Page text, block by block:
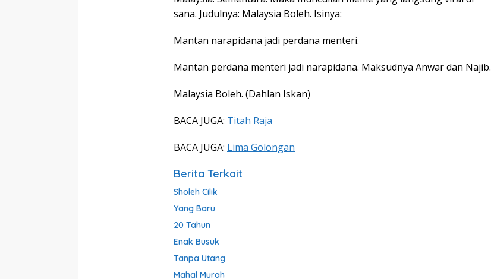
sana. Judulnya: Malaysia Boleh. Isinya:
Mantan narapidana jadi perdana menteri.
Mantan perdana menteri jadi narapidana. Maksudnya Anwar dan Najib.
Malaysia Boleh. (Dahlan Iskan)
BACA JUGA: Titah Raja
BACA JUGA: Lima Golongan
Berita Terkait
Sholeh Cilik
Yang Baru
20 Tahun
Enak Busuk
Tanpa Utang
Mahal Murah